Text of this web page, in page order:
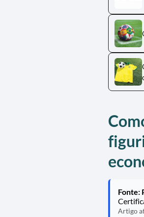
Fonte:
Artigo